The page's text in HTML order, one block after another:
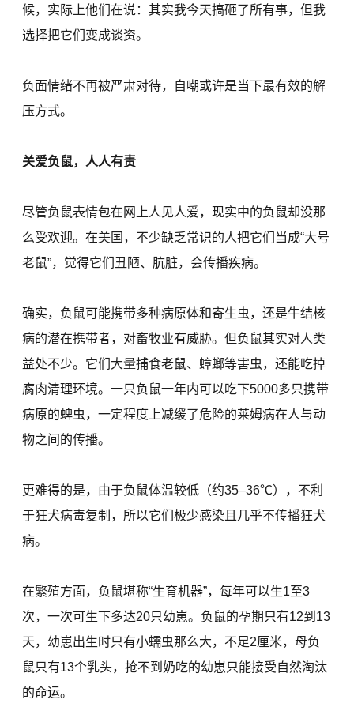
候，实际上他们在说：其实我今天搞砸了所有事，但我
选择把它们变成谈资。
负面情绪不再被严肃对待，自嘲或许是当下最有效的解
压方式。
关爱负鼠，人人有责
尽管负鼠表情包在网上人见人爱，现实中的负鼠却没那
么受欢迎。在美国，不少缺乏常识的人把它们当成“大号
老鼠”，觉得它们丑陋、肮脏，会传播疾病。
确实，负鼠可能携带多种病原体和寄生虫，还是牛结核
病的潜在携带者，对畜牧业有威胁。但负鼠其实对人类
益处不少。它们大量捕食老鼠、蟑螂等害虫，还能吃掉
腐肉清理环境。一只负鼠一年内可以吃下5000多只携带
病原的蜱虫，一定程度上减缓了危险的莱姆病在人与动
物之间的传播。
更难得的是，由于负鼠体温较低（约35–36℃），不利
于狂犬病毒复制，所以它们极少感染且几乎不传播狂犬
病。
在繁殖方面，负鼠堪称“生育机器”，每年可以生1至3
次，一次可生下多达20只幼崽。负鼠的孕期只有12到13
天，幼崽出生时只有小蠕虫那么大，不足2厘米，母负
鼠只有13个乳头，抢不到奶吃的幼崽只能接受自然淘汰
的命运。